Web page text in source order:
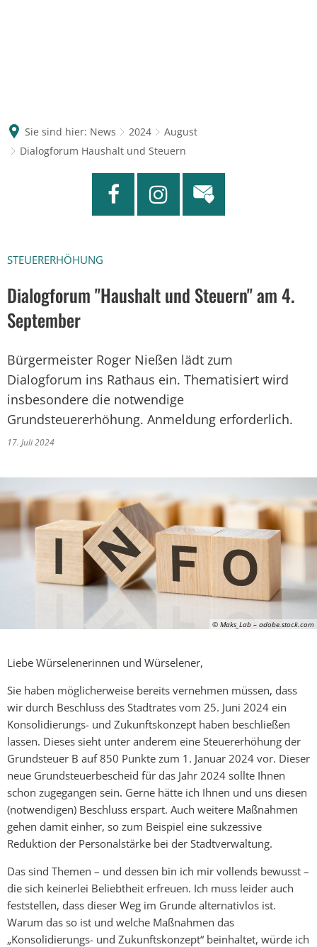
Sie sind hier: News 2024
August
Dialogforum Haushalt und Steuern
STEUERERHÖHUNG
Dialogforum "Haushalt und Steuern" am 4.
September
Bürgermeister Roger Nießen lädt zum
Dialogforum ins Rathaus ein. Thematisiert wird
insbesondere die notwendige
Grundsteuererhöhung. Anmeldung erforderlich.
17. Juli 2024
© Maks_Lab – adobe.stock.com
Liebe Würselenerinnen und Würselener,
Sie haben möglicherweise bereits vernehmen müssen, dass
wir durch Beschluss des Stadtrates vom 25. Juni 2024 ein
Konsolidierungs- und Zukunftskonzept haben beschließen
lassen. Dieses sieht unter anderem eine Steuererhöhung der
Grundsteuer B auf 850 Punkte zum 1. Januar 2024 vor. Dieser
neue Grundsteuerbescheid für das Jahr 2024 sollte Ihnen
schon zugegangen sein. Gerne hätte ich Ihnen und uns diesen
(notwendigen) Beschluss erspart. Auch weitere Maßnahmen
gehen damit einher, so zum Beispiel eine sukzessive
Reduktion der Personalstärke bei der Stadtverwaltung.
Das sind Themen – und dessen bin ich mir vollends bewusst –
die sich keinerlei Beliebtheit erfreuen. Ich muss leider auch
feststellen, dass dieser Weg im Grunde alternativlos ist.
Warum das so ist und welche Maßnahmen das
„Konsolidierungs- und Zukunftskonzept“ beinhaltet, würde ich